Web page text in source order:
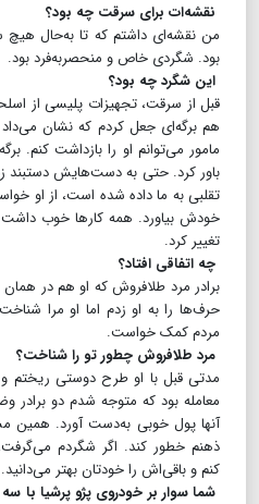
نقشه‌ات برای سرقت چه بود؟
من نقشه‌ای داشتم که تا به‌حال هیچ
بود. شگردی خاص و منحصربه‌فرد بود.
این شگرد چه بود؟
قبل از سرقت، تجهیزات پلیسی از
هم برگه‌ای جعل کردم که نشان
مامور می‌توانم او را بازداشت کنم.
باور کرد. حتی به دست‌هایش دستبند
تقلبی به ما داده شده است، از او
خودش بیاورد. همه کارها خوب
تغییر کرد.
چه اتفاقی افتاد؟
برادر مرد طلافروش که او هم در
حرف‌ها را به او زدم اما او مرا
مردم کمک خواست.
مرد طلافروش چطور تو را شناخت؟
مدتی قبل با او طرح دوستی ریختم و
معامله بود که متوجه شدم دو برادر
آنها پول خوبی به‌دست آورد. همین
ذهنم خطور کند. اگر شگردم
کنم و باقی‌اش را خودتان بهتر می‌دانید.
شما سوار بر خودروی پژو پرشیا با